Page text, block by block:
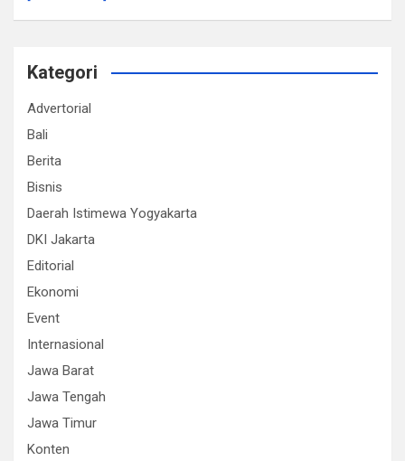
Kategori
Advertorial
Bali
Berita
Bisnis
Daerah Istimewa Yogyakarta
DKI Jakarta
Editorial
Ekonomi
Event
Internasional
Jawa Barat
Jawa Tengah
Jawa Timur
Konten